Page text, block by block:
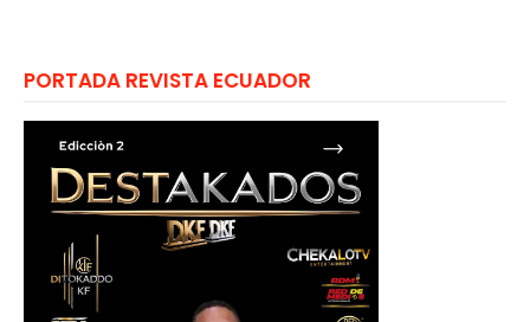
PORTADA REVISTA ECUADOR